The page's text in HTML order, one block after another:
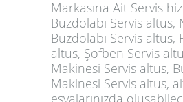
Markasına Ait Servis
Buzdolabı Servis altus,
Buzdolabı Servis altus,
altus, Şofben Servis
Makinesi Servis altus,
Makinesi Servis altus,
eşyalarınızda